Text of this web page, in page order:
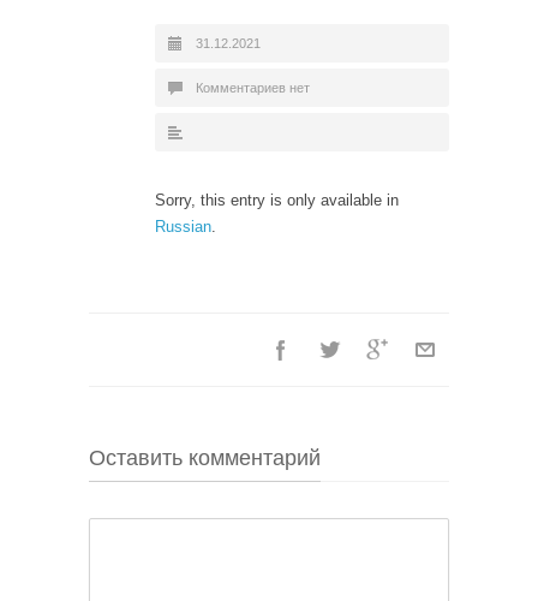
31.12.2021
Комментариев нет
Sorry, this entry is only available in
Russian.
Оставить комментарий